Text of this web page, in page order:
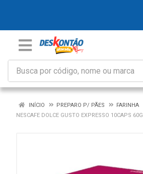
INÍCIO PREPARO P/ PÃES
FARINHA
NESCAFE DOLCE GUSTO EXPRESSO 10CAPS 60G